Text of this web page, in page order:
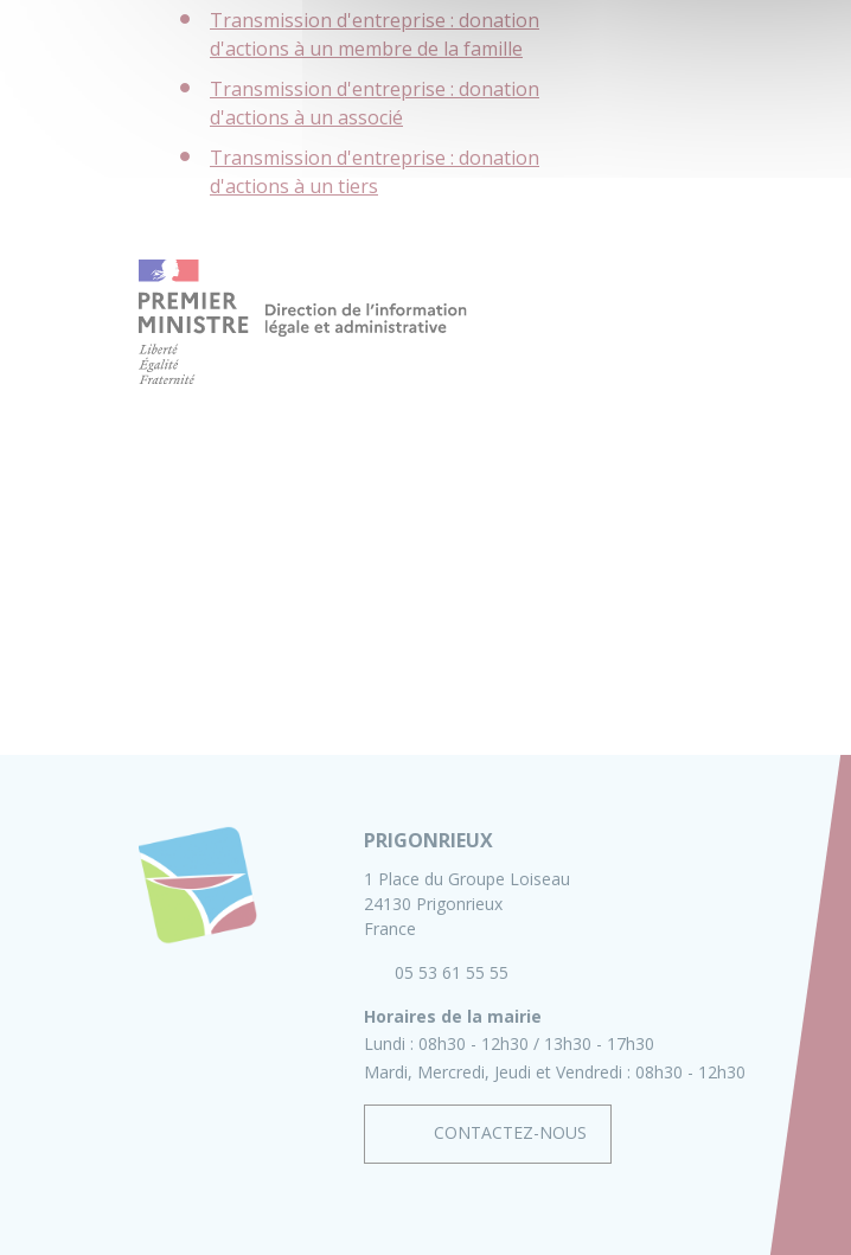
Transmission d'entreprise : donation
d'actions à un membre de la famille
Transmission d'entreprise : donation
d'actions à un associé
Transmission d'entreprise : donation
d'actions à un tiers
PRIGONRIEUX
1 Place du Groupe Loiseau
24130 Prigonrieux
France
05 53 61 55 55
Horaires de la mairie
Lundi : 08h30 - 12h30
13h30 - 17h30
Mardi, Mercredi, Jeudi et Vendredi : 08h30 - 12h30
CONTACTEZ-NOUS